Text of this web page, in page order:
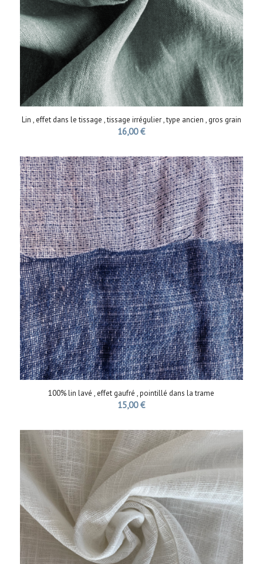
Lin , effet dans le tissage , tissage irrégulier , type ancien , gros grain
16,00€
100% lin lavé , effet gaufré , pointillé dans la trame
15,00€